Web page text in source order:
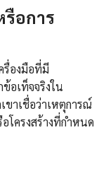
อการ
รื่องมือที่มี
อเท็จจริงใน
ขาเชื่อว่าเหตุการณ์
ครงสร้างที่กำหนด